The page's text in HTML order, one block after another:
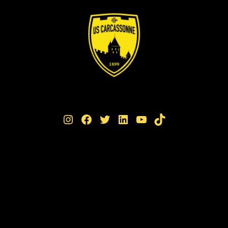
Instagram Facebook Twitter LinkedIn YouTube TikTok